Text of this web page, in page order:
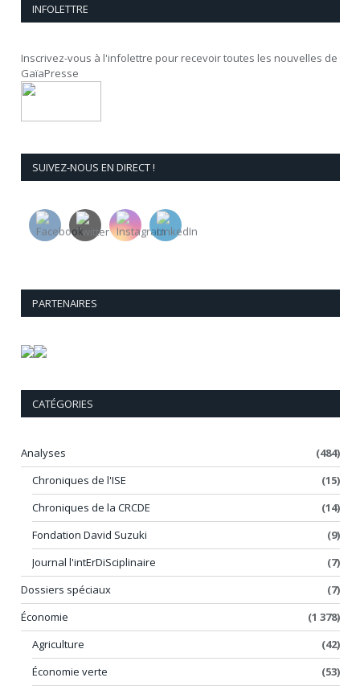
INFOLETTRE
Inscrivez-vous à l'infolettre pour recevoir toutes les nouvelles de
GaïaPresse
SUIVEZ-NOUS EN DIRECT !
PARTENAIRES
CATÉGORIES
Analyses
(484)
Chroniques de l'ISE
(15)
Chroniques de la CRCDE
(14)
Fondation David Suzuki
(9)
Journal l'intErDiSciplinaire
(7)
Dossiers spéciaux
(7)
Économie
(1 378)
Agriculture
(42)
Économie verte
(53)